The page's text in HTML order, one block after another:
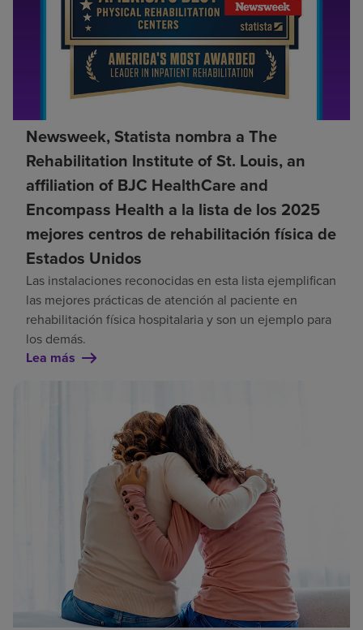
Newsweek, Statista nombra a The
Rehabilitation Institute of St. Louis, an
affiliation of BJC HealthCare and
Encompass Health a la lista de los 2025
mejores centros de rehabilitación física de
Estados Unidos
Las instalaciones reconocidas en esta lista ejemplifican
las mejores prácticas de atención al paciente en
rehabilitación física hospitalaria y son un ejemplo para
los demás.
Lea más